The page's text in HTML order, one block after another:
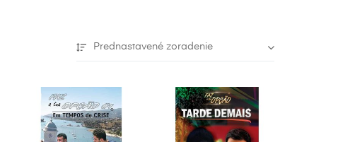
Prednastavené zoradenie